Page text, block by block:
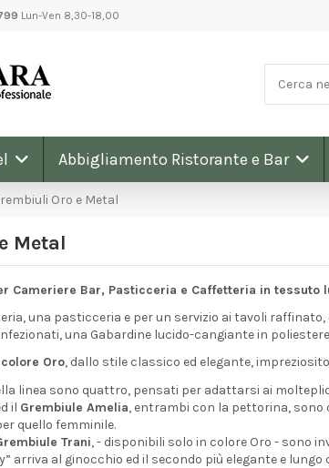
Lun-Ven 8,30-18,00
Abbigliamento Ristorante e Bar
Oro e Metal
Metal
Cameriere Bar, Pasticceria e Caffetteria in tessuto
una pasticceria e per un servizio ai tavoli raffinato,
una Gabardine lucido-cangiante in
colore Oro, dallo stile classico ed elegante,
linea sono quattro, pensati per adattarsi ai
il Grembiule Amelia, entrambi con la pettorina, sono
quello femminile.
Trani, - disponibili solo in colore Oro - sono
arriva al ginocchio ed il secondo più elegante e lungo